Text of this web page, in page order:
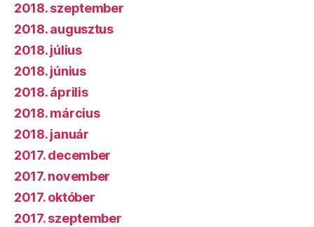
2018. szeptember
2018. augusztus
2018. július
2018. június
2018. április
2018. március
2018. január
2017. december
2017. november
2017. október
2017. szeptember